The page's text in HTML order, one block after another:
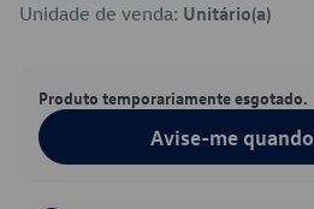
Unidade de venda: Unitário(a)
Produto temporariamente esgotado.
Avise-me